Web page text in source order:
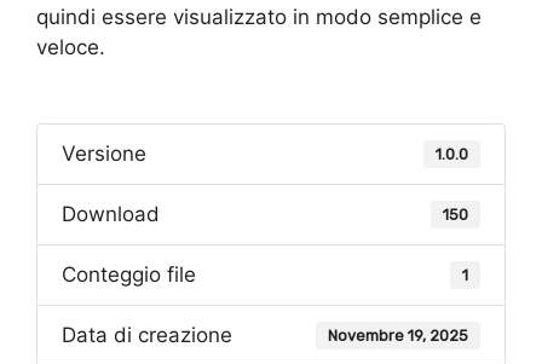
quindi essere visualizzato in modo semplice e
veloce.
Versione 1.0.0
Download 150
Conteggio file 1
Data di creazione Novembre 19, 2025